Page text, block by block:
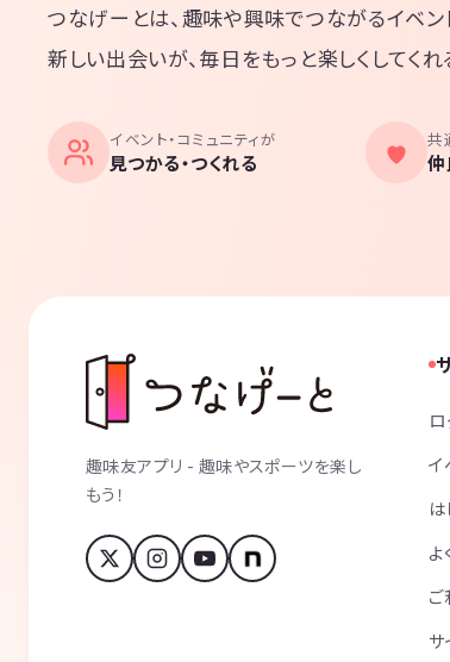
つなげーとは、趣味や興味でつながるイベント
新しい出会いが、毎日をもっと楽しくしてくれ
イベント・コミュニティが
見つかる・つくれる
共
仲
趣味友アプリ - 趣味やスポーツを楽し
もう！
イ
サ